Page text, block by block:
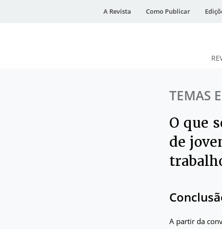
A Revista Como Publicar
DESidadesTEMAS
O que
de
A partir da